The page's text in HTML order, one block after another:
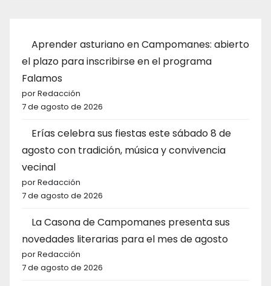
Aprender asturiano en Campomanes: abierto
el plazo para inscribirse en el programa
Falamos
por Redacción
7 de agosto de 2026
Erías celebra sus fiestas este sábado 8 de
agosto con tradición, música y convivencia
vecinal
por Redacción
7 de agosto de 2026
La Casona de Campomanes presenta sus
novedades literarias para el mes de agosto
por Redacción
7 de agosto de 2026